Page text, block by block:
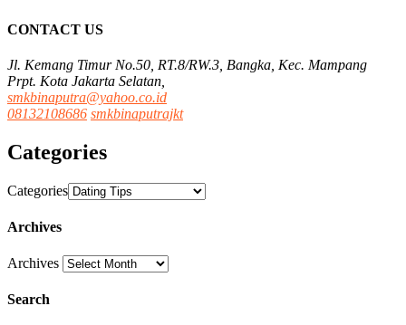
CONTACT US
Jl. Kemang Timur No.50, RT.8/RW.3, Bangka, Kec. Mampang
Prpt. Kota Jakarta Selatan,
smkbinaputra@yahoo.co.id
08132108686 smkbinaputrajkt
Categories
Categories
Archives
Archives
Search